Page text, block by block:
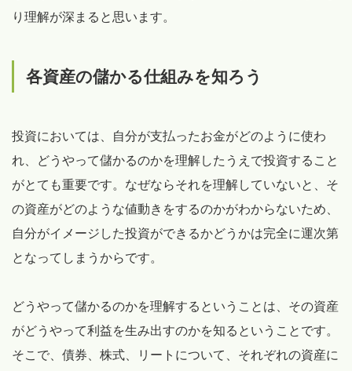
り理解が深まると思います。
各資産の儲かる仕組みを知ろう
投資においては、自分が支払ったお金がどのように使わ
れ、どうやって儲かるのかを理解したうえで投資すること
がとても重要です。なぜならそれを理解していないと、そ
の資産がどのような値動きをするのかがわからないため、
自分がイメージした投資ができるかどうかは完全に運次第
となってしまうからです。
どうやって儲かるのかを理解するということは、その資産
がどうやって利益を生み出すのかを知るということです。
そこで、債券、株式、リートについて、それぞれの資産に